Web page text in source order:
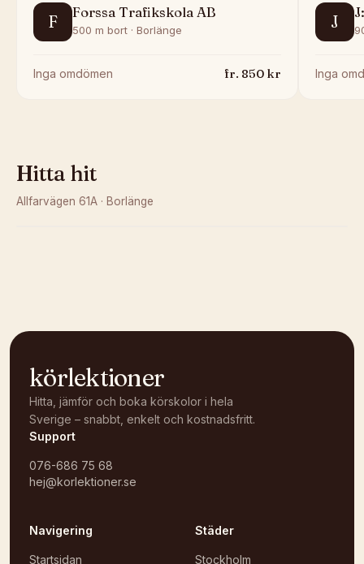
F Forssa Trafikskola AB
500 m bort · Borlänge
Inga omdömen fr. 850kr
J
Inga
Hitta hit
Allfarvägen 61A · Borlänge
körlektioner
Hitta, jämför och boka körskolor i hela
Sverige – snabbt, enkelt och kostnadsfritt.
Support
076-686 75 68
hej@korlektioner.se
Navigering
Startsidan
Städer
Stockholm